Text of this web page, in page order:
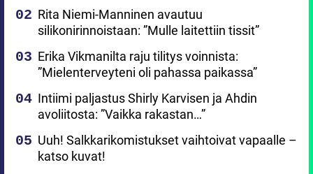
Rita Niemi-Manninen avautuu
silikonirinnoistaan: ”Mulle laitettiin tissit”
Erika Vikmanilta raju tilitys voinnista:
”Mielenterveyteni oli pahassa paikassa”
Intiimi paljastus Shirly Karvisen ja Ahdin
avoliitosta: ”Vaikka rakastan…”
Uuh! Salkkarikomistukset vaihtoivat vapaalle –
katso kuvat!